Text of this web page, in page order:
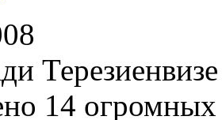
14